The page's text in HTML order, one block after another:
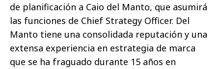
de planificación a Caio del Manto, que asumirá
las funciones de Chief Strategy Officer. Del
Manto tiene una consolidada reputación y una
extensa experiencia en estrategia de marca
que se ha fraguado durante 15 años en